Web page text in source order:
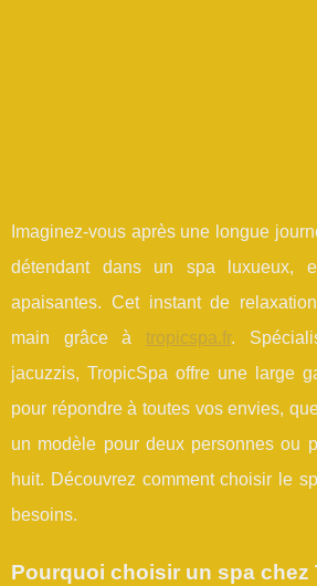
Imaginez-vous après une longue
détendant dans un spa luxueux,
apaisantes. Cet instant de
main grâce à tropicspa.fr.
jacuzzis, TropicSpa offre une large
pour répondre à toutes vos envies,
un modèle pour deux personnes ou
huit. Découvrez comment choisir le
besoins.
Pourquoi choisir un spa chez